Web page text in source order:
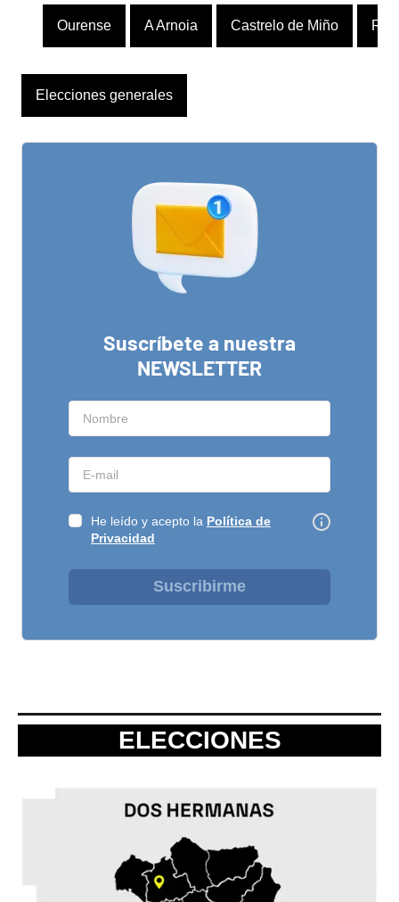
Ourense A Arnoia Castrelo de Miño
Elecciones generales
Suscríbete a nuestra
NEWSLETTER
He leído y acepto la Política de
Privacidad
Suscribirme
ELECCIONES